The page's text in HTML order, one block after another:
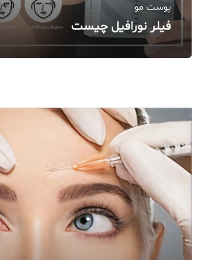
پوست مو
فیلر نورافیل چیست